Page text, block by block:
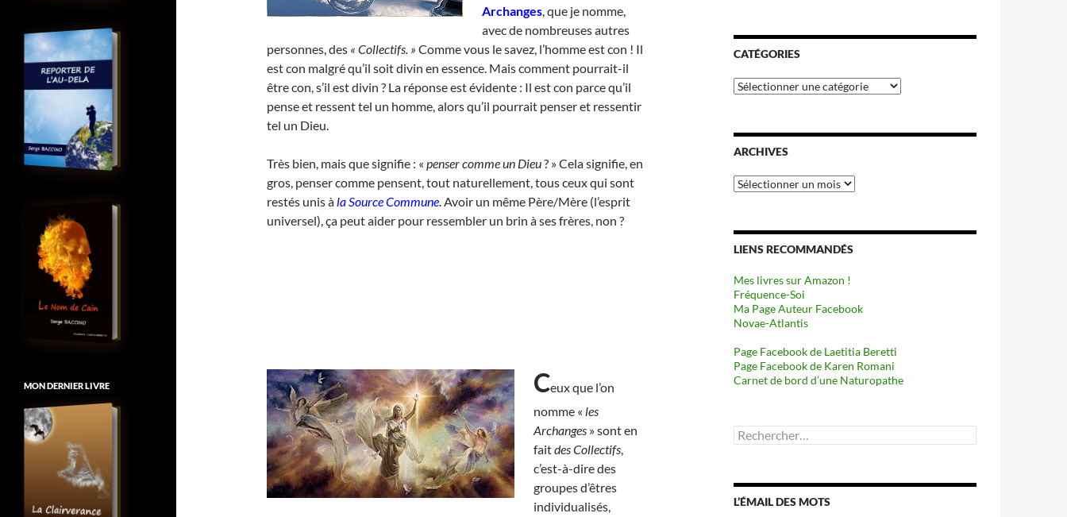
Archanges, que je nomme,
avec de nombreuses autres
personnes, des « Collectifs. » Comme vous le savez, l’homme est con ! Il
est con malgré qu’il soit divin en essence. Mais comment pourrait-il
être con, s’il est divin ? La réponse est évidente : Il est con parce qu’il
pense et ressent tel un homme, alors qu’il pourrait penser et ressentir
tel un Dieu.
Très bien, mais que signifie : « penser comme un Dieu? » Cela signifie, en
gros, penser comme pensent, tout naturellement, tous ceux qui sont
restés unis àla Source Commune. Avoir un même Père/Mère (l’esprit
universel), ça peut aider pour ressembler un brin à ses frères, non ?
Ceux que l’on
nomme « les
Archanges » sont en
faitdes Collectifs,
c’est-à-dire des
groupes d’êtres
individualisés,
CATÉGORIES
Catégories
ARCHIVES
Archives
LIENS RECOMMANDÉS
Mes livres sur Amazon !
Fréquence-Soi
Ma Page Auteur Facebook
Novae-Atlantis
Page Facebook de Laetitia Beretti
Page Facebook de Karen Romani
Carnet de bord d’une Naturopathe
Rechercher :
L’ÉMAIL DES MOTS
MON DERNIER LIVRE